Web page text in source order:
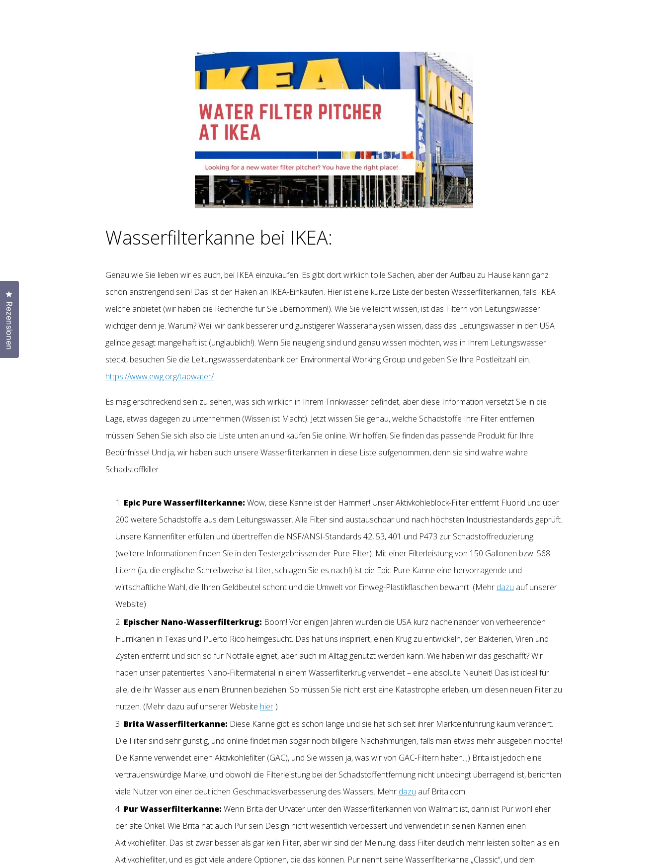
Wasserfilterkanne bei IKEA:
Genau wie Sie lieben wir es auch, bei IKEA einzukaufen. Es gibt dort wirklich tolle Sachen, aber der Aufbau zu Hause kann ganz
schön anstrengend sein! Das ist der Haken an IKEA-Einkäufen. Hier ist eine kurze Liste der besten Wasserfilterkannen, falls IKEA
welche anbietet (wir haben die Recherche für Sie übernommen!). Wie Sie vielleicht wissen, ist das Filtern von Leitungswasser
wichtiger denn je. Warum? Weil wir dank besserer und günstigerer Wasseranalysen wissen, dass das Leitungswasser in den USA
gelinde gesagt mangelhaft ist (unglaublich!). Wenn Sie neugierig sind und genau wissen möchten, was in Ihrem Leitungswasser
steckt, besuchen Sie die Leitungswasserdatenbank der Environmental Working Group und geben Sie Ihre Postleitzahl ein.
https://www.ewg.org/tapwater/
Es mag erschreckend sein zu sehen, was sich wirklich in Ihrem Trinkwasser befindet, aber diese Information versetzt Sie in die
Lage, etwas dagegen zu unternehmen (Wissen ist Macht). Jetzt wissen Sie genau, welche Schadstoffe Ihre Filter entfernen
müssen! Sehen Sie sich also die Liste unten an und kaufen Sie online. Wir hoffen, Sie finden das passende Produkt für Ihre
Bedürfnisse! Und ja, wir haben auch unsere Wasserfilterkannen in diese Liste aufgenommen, denn sie sind wahre wahre
Schadstoffkiller.
Epic Pure Wasserfilterkanne: Wow, diese Kanne ist der Hammer! Unser Aktivkohleblock-Filter entfernt Fluorid und über
200 weitere Schadstoffe aus dem Leitungswasser. Alle Filter sind austauschbar und nach höchsten Industriestandards geprüft.
Unsere Kannenfilter erfüllen und übertreffen die NSF/ANSI-Standards 42, 53, 401 und P473 zur Schadstoffreduzierung
(weitere Informationen finden Sie in den Testergebnissen der Pure Filter). Mit einer Filterleistung von 150 Gallonen bzw. 568
Litern (ja, die englische Schreibweise ist Liter, schlagen Sie es nach!) ist die Epic Pure Kanne eine hervorragende und
wirtschaftliche Wahl, die Ihren Geldbeutel schont und die Umwelt vor Einweg-Plastikflaschen bewahrt. (Mehr dazu auf unserer
Website)
Epischer Nano-Wasserfilterkrug: Boom! Vor einigen Jahren wurden die USA kurz nacheinander von verheerenden
Hurrikanen in Texas und Puerto Rico heimgesucht. Das hat uns inspiriert, einen Krug zu entwickeln, der Bakterien, Viren und
Zysten entfernt und sich so für Notfälle eignet, aber auch im Alltag genutzt werden kann. Wie haben wir das geschafft? Wir
haben unser patentiertes Nano-Filtermaterial in einem Wasserfilterkrug verwendet – eine absolute Neuheit! Das ist ideal für
alle, die ihr Wasser aus einem Brunnen beziehen. So müssen Sie nicht erst eine Katastrophe erleben, um diesen neuen Filter zu
nutzen. (Mehr dazu auf unserer Website hier )
Brita Wasserfilterkanne: Diese Kanne gibt es schon lange und sie hat sich seit ihrer Markteinführung kaum verändert.
Die Filter sind sehr günstig, und online findet man sogar noch billigere Nachahmungen, falls man etwas mehr ausgeben möchte!
Die Kanne verwendet einen Aktivkohlefilter (GAC), und Sie wissen ja, was wir von GAC-Filtern halten. ;) Brita ist jedoch eine
vertrauenswürdige Marke, und obwohl die Filterleistung bei der Schadstoffentfernung nicht unbedingt überragend ist, berichten
viele Nutzer von einer deutlichen Geschmacksverbesserung des Wassers. Mehr dazu auf Brita.com.
Pur Wasserfilterkanne: Wenn Brita der Urvater unter den Wasserfilterkannen von Walmart ist, dann ist Pur wohl eher
der alte Onkel. Wie Brita hat auch Pur sein Design nicht wesentlich verbessert und verwendet in seinen Kannen einen
Aktivkohlefilter. Das ist zwar besser als gar kein Filter, aber wir sind der Meinung, dass Filter deutlich mehr leisten sollten als ein
Aktivkohlefilter, und es gibt viele andere Optionen, die das können. Pur nennt seine Wasserfilterkanne „Classic“, und dem
Rezensionen
Klicken Sie, um den Bewertungsdialog zu öffnen